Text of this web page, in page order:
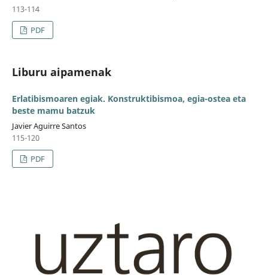
113-114
PDF
Liburu aipamenak
Erlatibismoaren egiak. Konstruktibismoa, egia-ostea eta
beste mamu batzuk
Javier Aguirre Santos
115-120
PDF